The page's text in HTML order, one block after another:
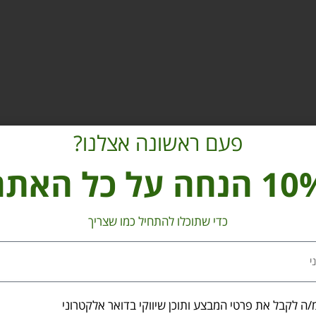
פעם ראשונה אצלנו?
על כל האתר
כדי שתוכלו להתחיל כמו שצריך
ה לקבל את פרטי המבצע ותוכן שיווקי בדואר אלקטרוני